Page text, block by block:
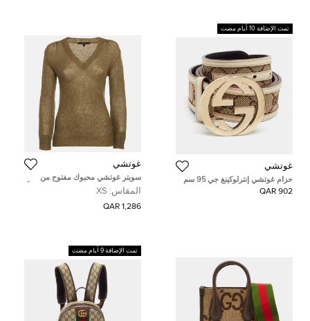
تمت الإضافة 10 أيام مضت
غوتشي
حزام غوتشي إنترلوكينغ جي 95 سم
إبزيم بيج / بني GG كانفاس وجلد
902 QAR
غوتشي
سويتر غوتشي محبوك مفتوح من
الموهير بلون زيتوني مقاس صغير جداً
(إكس سمول)
المقاس: XS
1,286 QAR
تمت الإضافة 9 أيام مضت